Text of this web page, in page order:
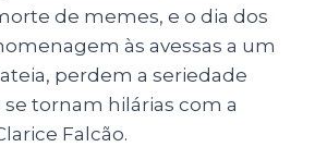
de memes, e o dia dos
às avessas a um
perdem a seriedade
tornam hilárias com a
Falcão.